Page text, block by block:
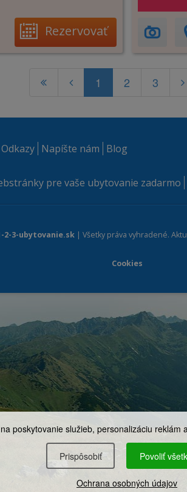
poskytovanie služieb, personalizáciu reklám
Prispôsobiť Povoliť
Ochrana osobných údajov
Rezervovať
1 2 3
Odkazy Napíšte nám Blog
pre vaše ubytovanie zadarmo
2-3-ubytovanie.sk| Všetky práva vyhradené.
Cookies